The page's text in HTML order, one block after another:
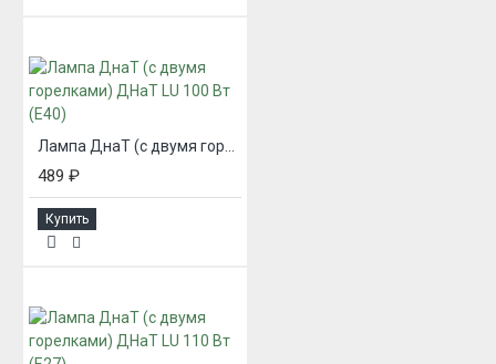
Лампа ДнаТ (с двумя горелками) ДНаТ LU 100 Вт (Е40)
489 ₽
Купить